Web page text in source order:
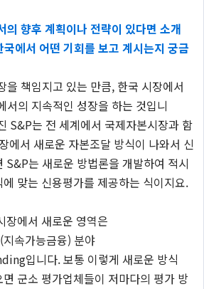
의 향후 계획이나 전략이 있다면 소개
에서 어떤 기회를 보고 계시는지 궁금
을 책임지고 있는 만큼, 한국 시장에서
서의 지속적인 성장을 하는 것입니
S&P는 전 세계에서 국제자본시장과 함
에서 새로운 자본조달 방식이 나와서 신
S&P는 새로운 방법론을 개발하여 적시
맞는 신용평가를 제공하는 식이지요.
장에서 새로운 영역은
속가능금융) 분야
입니다. 보통 이렇게 새로운 방식
군소 평가업체들이 저마다의 평가 방